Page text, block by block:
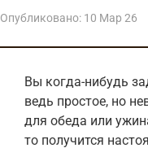
Опубликовано: 10 Мар 26
Вы когда-нибудь
ведь простое, но
для обеда или
то получится